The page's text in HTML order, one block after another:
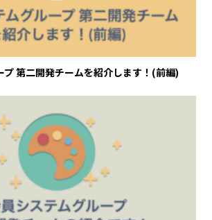
プ 第二開発チームを紹介します！(前編)